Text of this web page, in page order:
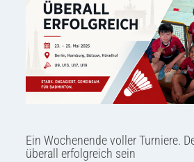
Ein Wochenende voller Turniere.
überall erfolgreich sein